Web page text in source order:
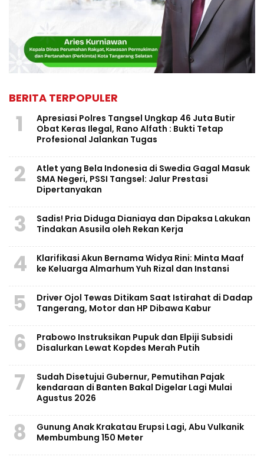
BERITA TERPOPULER
1
Apresiasi Polres Tangsel Ungkap 46 Juta Butir
Obat Keras Ilegal, Rano Alfath : Bukti Tetap
Profesional Jalankan Tugas
2
Atlet yang Bela Indonesia di Swedia Gagal Masuk
SMA Negeri, PSSI Tangsel: Jalur Prestasi
Dipertanyakan
3
Sadis! Pria Diduga Dianiaya dan Dipaksa Lakukan
Tindakan Asusila oleh Rekan Kerja
4
Klarifikasi Akun Bernama Widya Rini: Minta Maaf
ke Keluarga Almarhum Yuh Rizal dan Instansi
5
Driver Ojol Tewas Ditikam Saat Istirahat di Dadap
Tangerang, Motor dan HP Dibawa Kabur
6
Prabowo Instruksikan Pupuk dan Elpiji Subsidi
Disalurkan Lewat Kopdes Merah Putih
7
Sudah Disetujui Gubernur, Pemutihan Pajak
kendaraan di Banten Bakal Digelar Lagi Mulai
Agustus 2026
8
Gunung Anak Krakatau Erupsi Lagi, Abu Vulkanik
Membumbung 150 Meter